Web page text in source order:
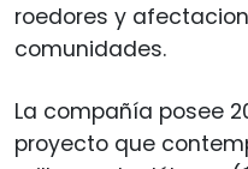
roedores y
comunidades.
La compañía posee
proyecto que